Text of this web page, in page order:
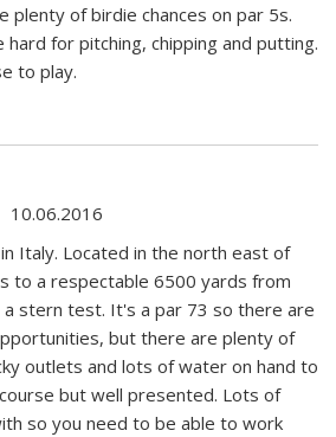
plenty of birdie chances on par 5s.
for pitching, chipping and putting.
to play.
10.06.2016
Italy. Located in the north east of
to a respectable 6500 yards from
stern test. It's a par 73 so there are
but there are plenty of
outlets and lots of water on hand to
but well presented. Lots of
so you need to be able to work